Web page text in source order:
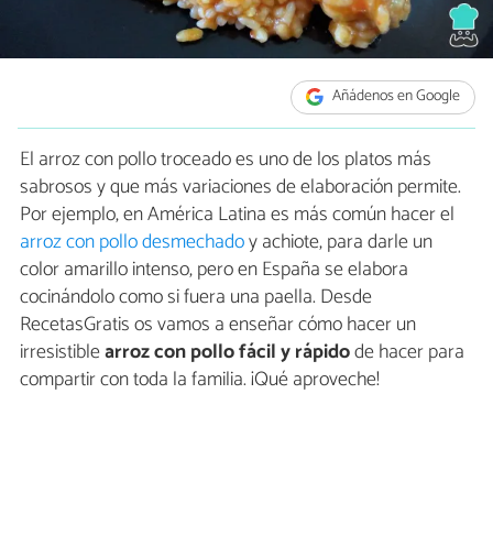
Añádenos en Google
El arroz con pollo troceado es uno de los platos más
sabrosos y que más variaciones de elaboración permite.
Por ejemplo, en América Latina es más común hacer el
arroz con pollo desmechadoy achiote, para darle un
color amarillo intenso, pero en España se elabora
cocinándolo como si fuera una paella. Desde
RecetasGratis os vamos a enseñar cómo hacer un
irresistiblearroz con pollo fácily rápidode hacer para
compartir con toda la familia. ¡Qué aproveche!